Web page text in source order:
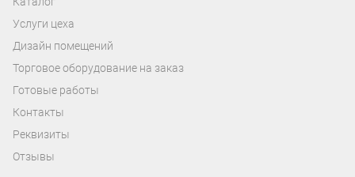
Услуги цеха
Дизайн помещений
Торговое оборудование на заказ
Готовые работы
Контакты
Реквизиты
Отзывы